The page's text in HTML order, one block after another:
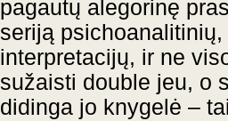
pagautų alegorinę
seriją
interpretacijų, ir ne
sužaisti double jeu, o
didinga jo knygelė –